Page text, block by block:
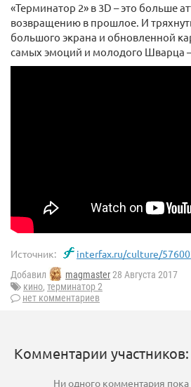
«Терминатор 2» в 3D – это больше
возвращению в прошлое. И
большого экрана и обновленной
самых эмоций и молодого Шварца
Источник: interfax.ru/culture/
Добавил magmaster28 Августа 2017
кино, терминатор 2
нет комментариев
Комментарии участников:
Ни одного комментария